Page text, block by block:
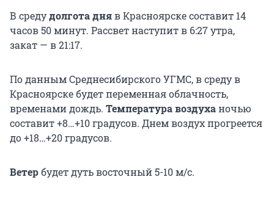
В средудолгота дняв Красноярске составит 14
часов 50 минут. Рассвет наступит в 6:27 утра,
закат — в 21:17.
По данным Среднесибирского УГМС, в среду в
Красноярске будет переменная облачность,
временами дождь. Температура воздуханочью
составит +8…+10 градусов. Днем воздух прогреется
до +18…+20 градусов.
Ветербудет дуть восточный 5-10 м/с.